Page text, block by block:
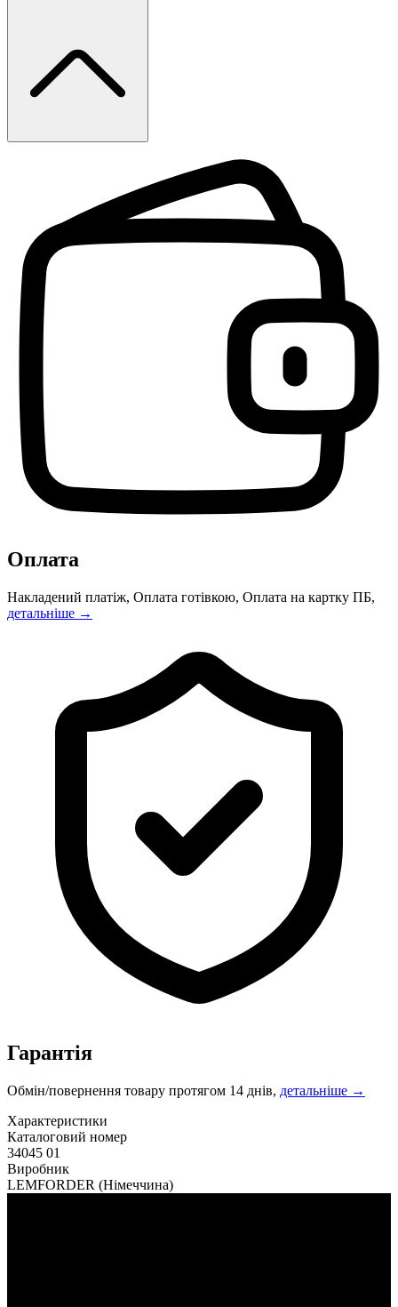
Оплата
Накладений платіж, Оплата готівкою, Оплата на картку ПБ,
детальніше →
Гарантія
Обмін/повернення товару протягом 14 днів, детальніше →
Характеристики
Каталоговий номер
34045 01
Виробник
LEMFORDER (Німеччина)